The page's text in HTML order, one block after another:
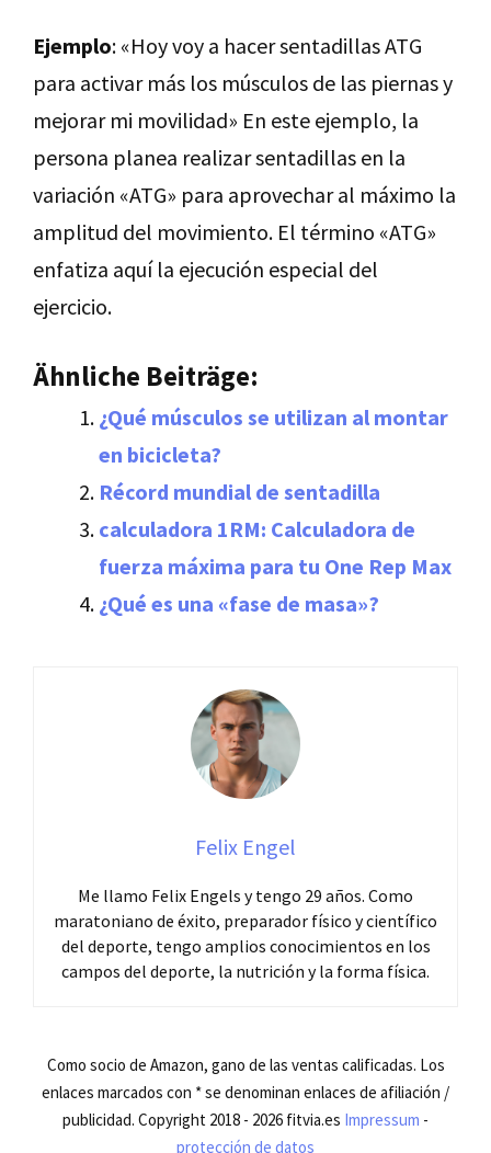
Ejemplo: «Hoy voy a hacer sentadillas ATG
para activar más los músculos de las piernas y
mejorar mi movilidad» En este ejemplo, la
persona planea realizar sentadillas en la
variación «ATG» para aprovechar al máximo la
amplitud del movimiento. El término «ATG»
enfatiza aquí la ejecución especial del
ejercicio.
Ähnliche Beiträge:
¿Qué músculos se utilizan al montar
en bicicleta?
Récord mundial de sentadilla
calculadora 1RM: Calculadora de
fuerza máxima para tu One Rep Max
¿Qué es una «fase de masa»?
Felix Engel
Me llamo Felix Engels y tengo 29 años. Como
maratoniano de éxito, preparador físico y científico
del deporte, tengo amplios conocimientos en los
campos del deporte, la nutrición y la forma física.
Como socio de Amazon, gano de las ventas calificadas. Los
enlaces marcados con * se denominan enlaces de afiliación /
publicidad. Copyright 2018 - 2026 fitvia.es Impressum -
protección de datos